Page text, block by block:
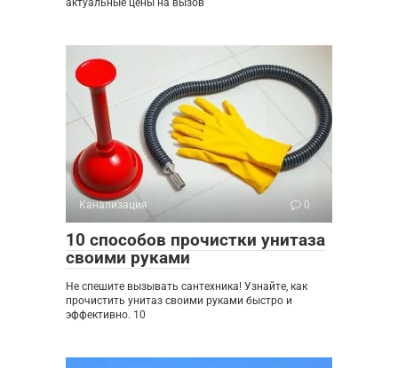
Канализация 0
10 способов прочистки унитаза
своими руками
Не спешите вызывать сантехника! Узнайте, как
прочистить унитаз своими руками быстро и
эффективно. 10